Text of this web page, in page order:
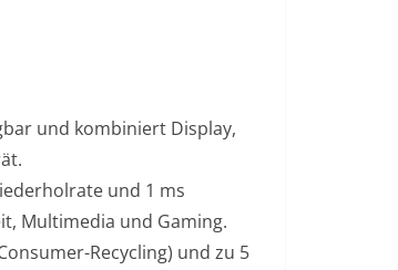
und kombiniert Display,
und 1 ms
Multimedia und Gaming.
Recycling) und zu 5